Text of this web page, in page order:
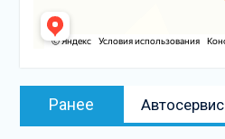
Навигация
Ранее
Предыдущая
запись:
Автосервис